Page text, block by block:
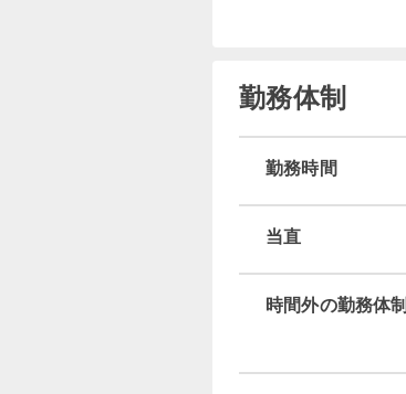
勤務体制
勤務時間
当直
時間外の勤務体制